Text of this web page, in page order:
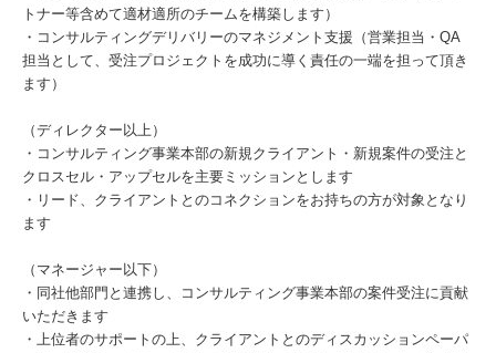
トナー等含めて適材適所のチームを構築します）
・コンサルティングデリバリーのマネジメント支援（営業担当・QA
担当として、受注プロジェクトを成功に導く責任の一端を担って頂き
ます）
（ディレクター以上）
・コンサルティング事業本部の新規クライアント・新規案件の受注と
クロスセル・アップセルを主要ミッションとします
・リード、クライアントとのコネクションをお持ちの方が対象となり
ます
（マネージャー以下）
・同社他部門と連携し、コンサルティング事業本部の案件受注に貢献
いただきます
・上位者のサポートの上、クライアントとのディスカッションペーパ